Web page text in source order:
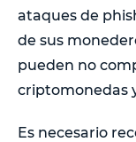
ataques de
de sus
pueden no
criptomonedas
Es necesario